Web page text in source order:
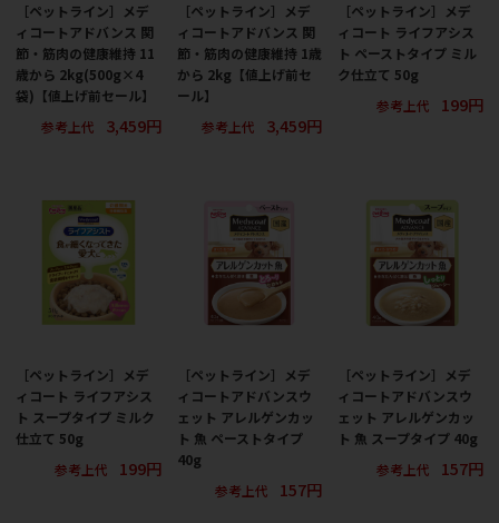
［ペットライン］メデ
ィコートアドバンス 関
節・筋肉の健康維持 11
歳から 2kg(500g×4
袋)【値上げ前セール】
参考上代
3,459円
［ペットライン］メデ
ィコートアドバンス 関
節・筋肉の健康維持 1歳
から 2kg【値上げ前セ
ール】
参考上代
3,459円
［ペットライン］メデ
ィコート ライフアシス
ト ペーストタイプ ミル
ク仕立て 50g
参考上代
199円
［ペットライン］メデ
ィコート ライフアシス
ト スープタイプ ミルク
仕立て 50g
参考上代
199円
［ペットライン］メデ
ィコートアドバンスウ
ェット アレルゲンカッ
ト 魚 ペーストタイプ
40g
参考上代
157円
［ペットライン］メデ
ィコートアドバンスウ
ェット アレルゲンカッ
ト 魚 スープタイプ 40g
参考上代
157円